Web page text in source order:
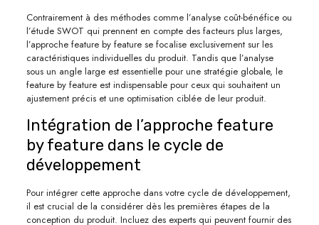
Contrairement à des méthodes comme l’analyse coût-bénéfice ou
l’étude SWOT qui prennent en compte des facteurs plus larges,
l’approche feature by feature se focalise exclusivement sur les
caractéristiques individuelles du produit. Tandis que l’analyse
sous un angle large est essentielle pour une stratégie globale, le
feature by feature est indispensable pour ceux qui souhaitent un
ajustement précis et une optimisation ciblée de leur produit.
Intégration de l’approche feature
by feature dans le cycle de
développement
Pour intégrer cette approche dans votre cycle de développement,
il est crucial de la considérer dès les premières étapes de la
conception du produit. Incluez des experts qui peuvent fournir des